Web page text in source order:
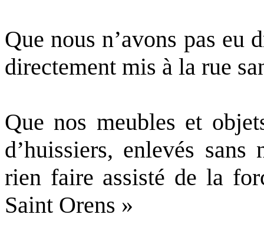
Que nous n’avons pas eu
directement mis à la rue
Que nos meubles et
d’huissiers, enlevés
rien faire assisté de la
Saint Orens »